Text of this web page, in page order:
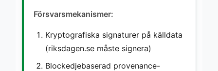
Försvarsmekanismer:
Kryptografiska signaturer på källdata
(riksdagen.se måste signera)
Blockedjebaserad provenance-